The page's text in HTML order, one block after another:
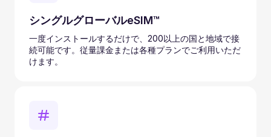
シングルグローバルeSIM™
一度インストールするだけで、200以上の国と地域で接
続可能です。従量課金または各種プランでご利用いただ
けます。